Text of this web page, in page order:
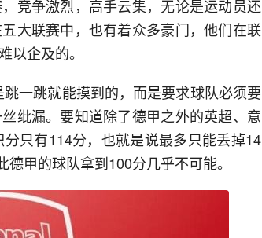
竞争激烈，高手云集，无论是运动员还
大联赛中，也有着众多豪门，他们在联
以企及的。
一跳就能摸到的，而是要求球队必须要
纰漏。要知道除了德甲之外的英超、意
只有114分，也就是说最多只能丢掉14
甲的球队拿到100分几乎不可能。